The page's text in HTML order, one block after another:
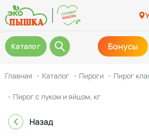
Каталог Бонусы
Главная Каталог Пироги Пирог
Пирог с луком и яйцом, кг
Назад